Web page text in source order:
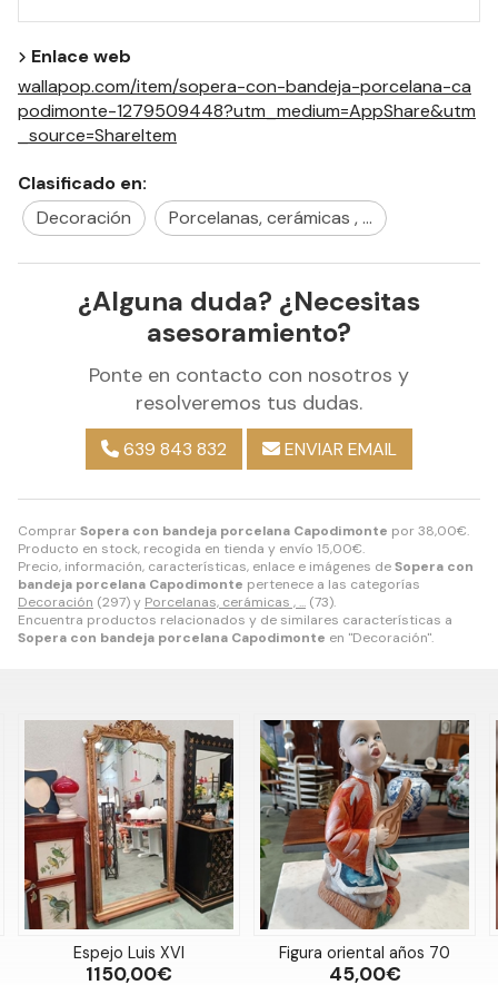
ComprarSopera con bandeja porcelana Capodimonte por38,00€.
Producto en stock, recogida en tienda y envío 15,00€.
Precio, información, características, enlace e imágenes deSopera con
bandeja porcelana Capodimonte pertenece a las categorías
Decoración (297) y Porcelanas, cerámicas , ... (73).
Encuentra productos relacionados y de similares características a
Sopera con bandeja porcelana Capodimonte en "Decoración".
Enlace web
wallapop.com/item/sopera-con-bandeja-porcelana-ca
podimonte-1279509448?utm_medium=AppShare&utm
_source=ShareItem
Clasificado en:
Decoración
Porcelanas, cerámicas , ...
¿Alguna duda? ¿Necesitas
asesoramiento?
Ponte en contacto con nosotros y
resolveremos tus dudas.
639 843 832 ENVIAR EMAIL
Figura oriental años 70 Juego café
Staffordshire